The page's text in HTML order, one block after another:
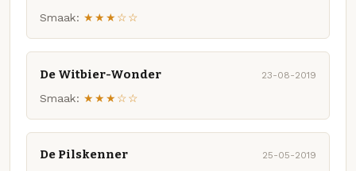
Smaak: ★★★☆☆
De Witbier-Wonder 23-08-2019
Smaak: ★★★☆☆
De Pilskenner 25-05-2019